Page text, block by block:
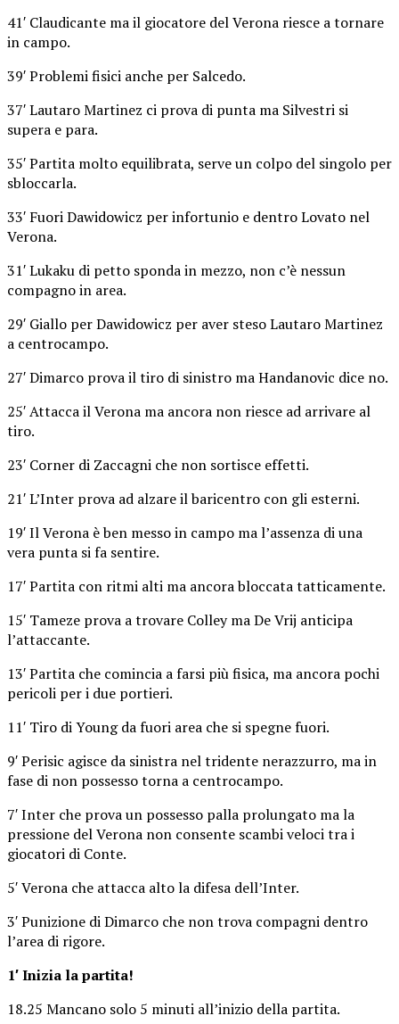
41′ Claudicante ma il giocatore del Verona riesce a tornare
in campo.
39′ Problemi fisici anche per Salcedo.
37′ Lautaro Martinez ci prova di punta ma Silvestri si
supera e para.
35′ Partita molto equilibrata, serve un colpo del singolo per
sbloccarla.
33′ Fuori Dawidowicz per infortunio e dentro Lovato nel
Verona.
31′ Lukaku di petto sponda in mezzo, non c’è nessun
compagno in area.
29′ Giallo per Dawidowicz per aver steso Lautaro Martinez
a centrocampo.
27′ Dimarco prova il tiro di sinistro ma Handanovic dice no.
25′ Attacca il Verona ma ancora non riesce ad arrivare al
tiro.
23′ Corner di Zaccagni che non sortisce effetti.
21′ L’Inter prova ad alzare il baricentro con gli esterni.
19′ Il Verona è ben messo in campo ma l’assenza di una
vera punta si fa sentire.
17′ Partita con ritmi alti ma ancora bloccata tatticamente.
15′ Tameze prova a trovare Colley ma De Vrij anticipa
l’attaccante.
13′ Partita che comincia a farsi più fisica, ma ancora pochi
pericoli per i due portieri.
11′ Tiro di Young da fuori area che si spegne fuori.
9′ Perisic agisce da sinistra nel tridente nerazzurro, ma in
fase di non possesso torna a centrocampo.
7′ Inter che prova un possesso palla prolungato ma la
pressione del Verona non consente scambi veloci tra i
giocatori di Conte.
5′ Verona che attacca alto la difesa dell’Inter.
3′ Punizione di Dimarco che non trova compagni dentro
l’area di rigore.
1′ Inizia la partita!
18.25 Mancano solo 5 minuti all’inizio della partita.